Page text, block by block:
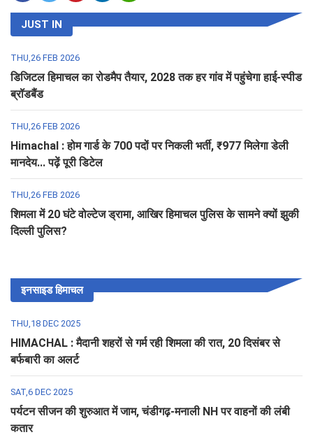
JUST IN
THU,26 FEB 2026
डिजिटल हिमाचल का रोडमैप तैयार, 2028 तक हर गांव में पहुंचेगा हाई-स्पीड
ब्रॉडबैंड
THU,26 FEB 2026
Himachal : होम गार्ड के 700 पदों पर निकली भर्ती, ₹977 मिलेगा डेली
मानदेय... पढ़ें पूरी डिटेल
THU,26 FEB 2026
शिमला में 20 घंटे वोल्टेज ड्रामा, आखिर हिमाचल पुलिस के सामने क्यों झुकी
दिल्ली पुलिस?
इनसाइड हिमाचल
THU,18 DEC 2025
HIMACHAL : मैदानी शहरों से गर्म रही शिमला की रात, 20 दिसंबर से
बर्फबारी का अलर्ट
SAT,6 DEC 2025
पर्यटन सीजन की शुरुआत में जाम, चंडीगढ़-मनाली NH पर वाहनों की लंबी
कतार